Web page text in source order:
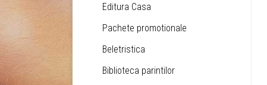
Editura Casa
Pachete promotionale
Beletristica
Biblioteca parintilor